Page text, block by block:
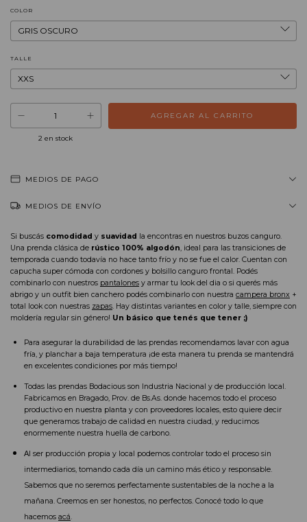
COLOR
TALLE
2 en stock
MEDIOS DE PAGO
MEDIOS DE ENVÍO
Si buscás comodidad y suavidad la encontras en nuestros buzos canguro.
Una prenda clásica de rústico 100% algodón, ideal para las transiciones de
temporada cuando todavía no hace tanto frío y no se fue el calor. Cuentan con
capucha super cómoda con cordones y bolsillo canguro frontal. Podés
combinarlo con nuestros pantalones y armar tu look del dia o si querés más
abrigo y un outfit bien canchero podés combinarlo con nuestra campera bronx +
total look con nuestras zapas. Hay distintas variantes en color y talle, siempre con
moldería regular sin género! Un básico que tenés que tener ;)
Para asegurar la durabilidad de las prendas recomendamos lavar con agua
fría, y planchar a baja temperatura ¡de esta manera tu prenda se mantendrá
en excelentes condiciones por más tiempo!
Todas las prendas Bodacious son Industria Nacional y de producción local.
Fabricamos en Bragado, Prov. de Bs.As. donde hacemos todo el proceso
productivo en nuestra planta y con proveedores locales, esto quiere decir
que generamos trabajo de calidad en nuestra ciudad, y reducimos
enormemente nuestra huella de carbono.
Al ser producción propia y local podemos controlar todo el proceso sin
intermediarios, tomando cada día un camino más ético y responsable.
Sabemos que no seremos perfectamente sustentables de la noche a la
mañana. Creemos en ser honestos, no perfectos. Conocé todo lo que
hacemos acá.